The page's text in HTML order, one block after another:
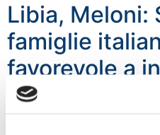
Libia, Meloni:
famiglie
favorevole a
Libia